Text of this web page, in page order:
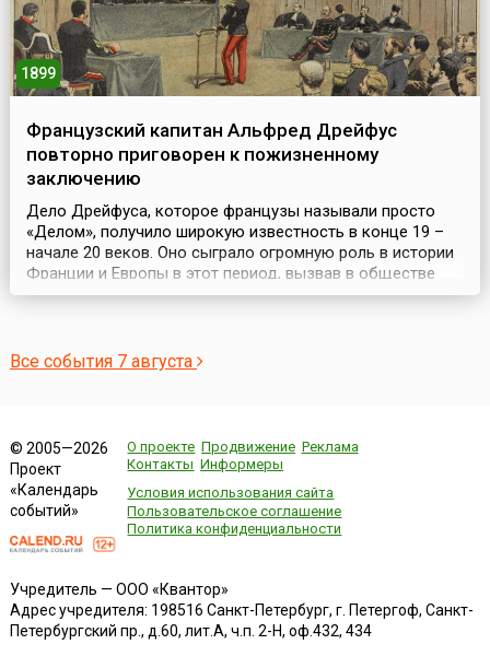
1899
Французский капитан Альфред Дрейфус
повторно приговорен к пожизненному
заключению
Дело Дрейфуса, которое французы называли просто
«Делом», получило широкую известность в конце 19 –
начале 20 веков. Оно сыграло огромную роль в истории
Франции и Европы в этот период, вызвав в обществе
социальный конфликт (1896-1906).В 1894 году капитан
пожизненную каторгу. 5 января 1895 года после су...
Все события 7 августа
© 2005—2026
Проект
«Календарь
событий»
О проекте Продвижение Реклама
Контакты Информеры
Условия использования сайта
Пользовательское соглашение
Политика конфиденциальности
Учредитель — ООО «Квантор»
Адрес учредителя: 198516 Санкт-Петербург, г. Петергоф, Санкт-
Петербургский пр., д.60, лит.А, ч.п. 2-Н, оф.432, 434